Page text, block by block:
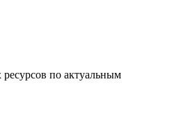
по актуальным